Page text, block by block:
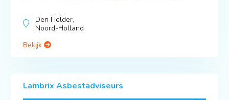
Den Helder,
Noord-Holland
Bekijk
Lambrix Asbestadviseurs